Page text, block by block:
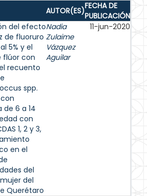
AUTOR(ES)FECHA DE
PUBLICACIÓN
del efecto
de fluoruro
5% y el
flúor con
recuento
spp.
6 a 14
con
1, 2 y 3,
en el
del
del
Querétaro
Nadia
Zulaime
Vázquez
Aguilar
11-jun-2020